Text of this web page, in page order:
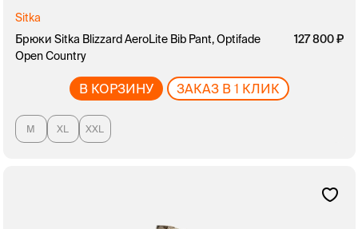
Sitka
Брюки Sitka Blizzard AeroLite Bib Pant, Optifade
Open Country
127 800
В КОРЗИНУ ЗАКАЗ В 1 КЛИК
M XL XXL